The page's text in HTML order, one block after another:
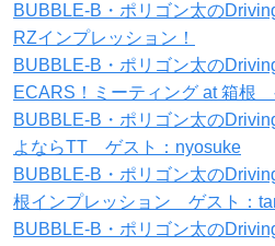
BUBBLE-B・ポリゴン太の
RZインプレッション！
BUBBLE-B・ポリゴン太の
ECARS！ミーティング at 箱根
BUBBLE-B・ポリゴン太の
よならTT ゲスト：nyosuke
BUBBLE-B・ポリゴン太の
根インプレッション ゲスト：
BUBBLE-B・ポリゴン太の